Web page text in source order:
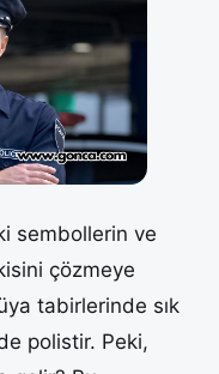
sembollerin ve
çözmeye
tabirlerinde sık
polistir. Peki,